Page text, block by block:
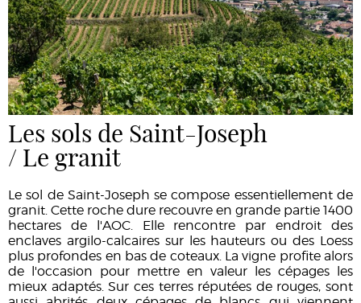
Les sols de Saint-Joseph
/ Le granit
Le sol de Saint-Joseph se compose essentiellement de
granit. Cette roche dure recouvre en grande partie 1400
hectares de l'AOC. Elle rencontre par endroit des
enclaves argilo-calcaires sur les hauteurs ou des Loess
plus profondes en bas de coteaux. La vigne profite alors
de l'occasion pour mettre en valeur les cépages les
mieux adaptés. Sur ces terres réputées de rouges, sont